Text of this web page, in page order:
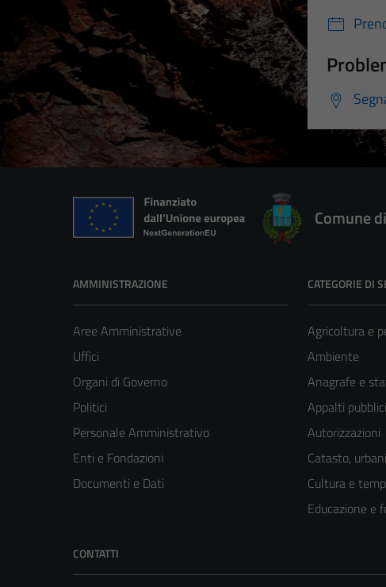
Comune
AMMINISTRAZIONE
Aree Amministrative
Uffici
Organi di Governo
Politici
Personale Amministrativo
Enti e Fondazioni
Documenti e Dati
CATEGORIE DI
Agricoltura e
Ambiente
Anagrafe e
Appalti pubblici
Autorizzazioni
Catasto,
Cultura e
Educazione e
CONTATTI